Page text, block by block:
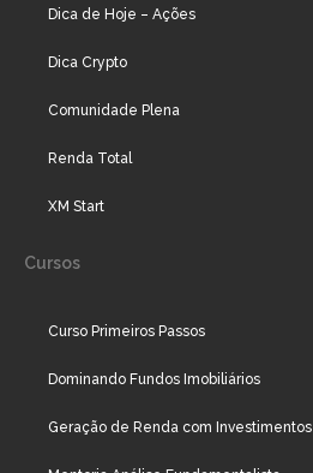
Dica de Hoje – Ações
Dica Crypto
Comunidade Plena
Renda Total
XM Start
Cursos
Curso Primeiros Passos
Dominando Fundos Imobiliários
Geração de Renda com Investimentos